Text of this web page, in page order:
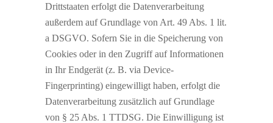
Drittstaaten erfolgt die Datenverarbeitung
außerdem auf Grundlage von Art. 49 Abs. 1 lit.
a DSGVO. Sofern Sie in die Speicherung von
Cookies oder in den Zugriff auf Informationen
in Ihr Endgerät (z. B. via Device-
Fingerprinting) eingewilligt haben, erfolgt die
Datenverarbeitung zusätzlich auf Grundlage
von § 25 Abs. 1 TTDSG. Die Einwilligung ist